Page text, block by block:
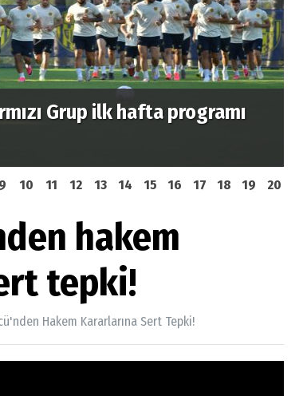
Grup ilk hafta programı
9 10 11 12 13 14 15 16 17 18 19 20
hakem
tepki!
Hakem Kararlarına Sert Tepki!